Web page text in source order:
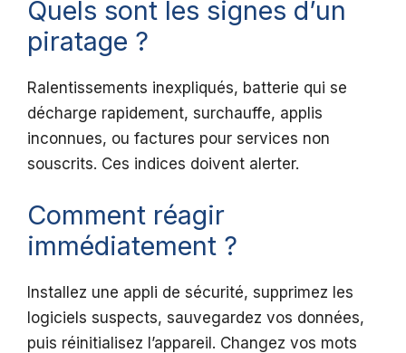
Quels sont les signes d’un
piratage ?
Ralentissements inexpliqués, batterie qui se
décharge rapidement, surchauffe, applis
inconnues, ou factures pour services non
souscrits. Ces indices doivent alerter.
Comment réagir
immédiatement ?
Installez une appli de sécurité, supprimez les
logiciels suspects, sauvegardez vos données,
puis réinitialisez l’appareil. Changez vos mots